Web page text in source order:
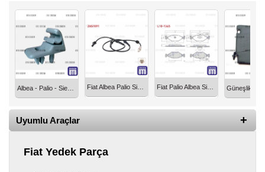
Motor
Yağları
Soket
Grubu
Uyumlu Araçlar
Fiat Yedek Parça